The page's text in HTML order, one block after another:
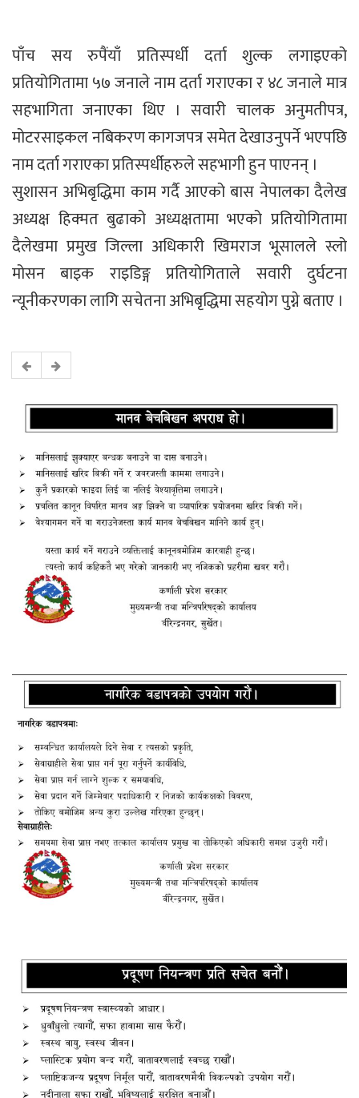
पाँच सय रुपैंयाँ प्रतिस्पर्धी दर्ता शुल्क लगाइएको
प्रतियोगितामा ५७ जनाले नाम दर्ता गराएका र ४८ जनाले मात्र
सहभागिता जनाएका थिए । सवारी चालक अनुमतीपत्र,
मोटरसाइकल नबिकरण कागजपत्र समेत देखाउनुपर्ने भएपछि
नाम दर्ता गराएका प्रतिस्पर्धीहरुले सहभागी हुन पाएनन् ।
सुशासन अभिबृद्धिमा काम गर्दै आएको बास नेपालका दैलेख
अध्यक्ष हिक्मत बुढाको अध्यक्षतामा भएको प्रतियोगितामा
दैलेखमा प्रमुख जिल्ला अधिकारी खिमराज भूसालले स्लो
मोसन बाइक राइडिङ्ग प्रतियोगिताले सवारी दुर्घटना
न्यूनीकरणका लागि सचेतना अभिबृद्धिमा सहयोग पुग्ने बताए ।